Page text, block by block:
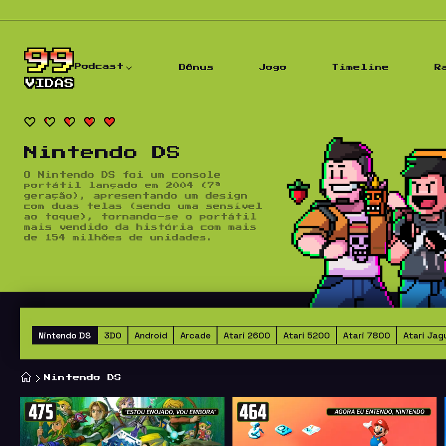
Podcast Bônus Jogo Timeline
Nintendo DS
O Nintendo DS
foi um console
portátil lançado em 2004 (7ª
geração), apresentando um design
com duas telas (sendo uma sensível
ao toque), tornando-se o portátil
mais vendido da história com mais
de 154 milhões de unidades.
3DO Android Arcade Atari 2600 Atari 5200 Atari 7800 Atari
Nintendo DS
Nintendo DS